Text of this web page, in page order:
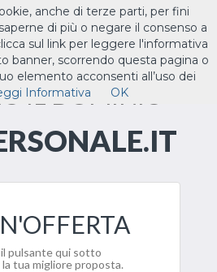
Toggle
IL DOMINIO
pulsante qui sotto
tua migliore proposta.
anche di terze parti, per fini
di più o negare il consenso a
sul link per leggere l'informativa
banner, scorrendo questa pagina o
elemento acconsenti all’uso dei
Informativa OK